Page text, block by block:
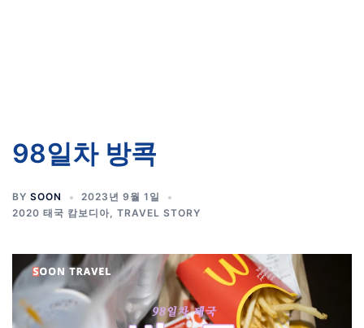
98일차 방콕
BY SOON
2023년 9월 1일
2020 태국 캄보디아, TRAVEL STORY